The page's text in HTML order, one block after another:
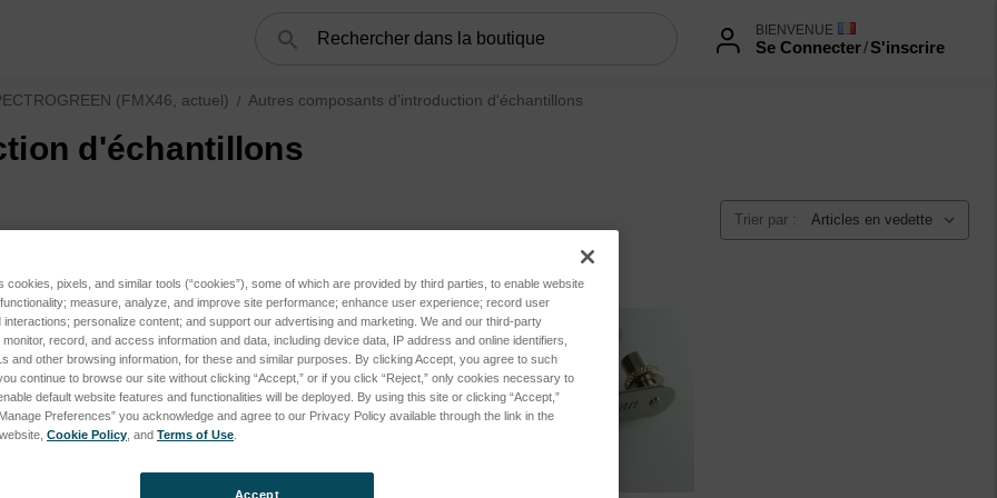
BIENVENUE
Se Connecter/S'inscrire
(FMX46, actuel) Autres composants d'introduction d'échantillons
d'échantillons
(FMX46, actuel) subcategories
Trier par :
cookies, pixels, and similar tools (“cookies”), some of which are provided by third parties, to enable website
measure, analyze, and improve site performance; enhance user experience; record user
personalize content; and support our advertising and marketing. We and our third-party
record, and access information and data, including device data, IP address and online identifiers,
and other browsing information, for these and similar purposes. By clicking Accept, you agree to such
continue to browse our site without clicking “Accept,” or if you click “Reject,” only cookies necessary to
default website features and functionalities will be deployed. By using this site or clicking “Accept,”
Preferences” you acknowledge and agree to our Privacy Policy available through the link in the
Cookie Policy , and Terms of Use
Accept